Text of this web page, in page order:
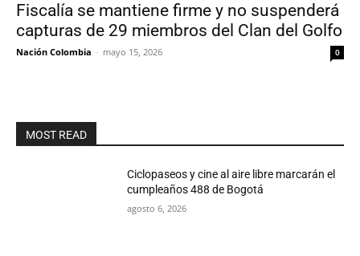
Fiscalía se mantiene firme y no suspenderá
capturas de 29 miembros del Clan del Golfo
Nación Colombia - mayo 15, 2026 0
MOST READ
Ciclopaseos y cine al aire libre marcarán el
cumpleaños 488 de Bogotá
agosto 6, 2026